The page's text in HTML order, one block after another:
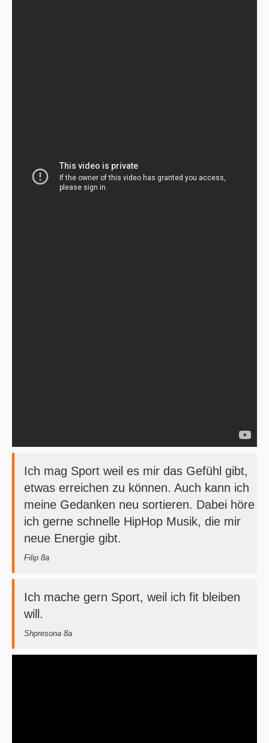
Ich mag Sport weil es mir das Gefühl gibt,
etwas erreichen zu können. Auch kann ich
meine Gedanken neu sortieren. Dabei höre
ich gerne schnelle HipHop Musik, die mir
neue Energie gibt.
Filip 8a
Ich mache gern Sport, weil ich fit bleiben
will.
Shpresona 8a